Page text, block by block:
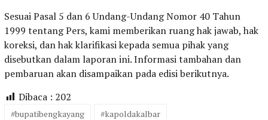
Sesuai Pasal 5 dan 6 Undang-Undang Nomor 40 Tahun
1999 tentang Pers, kami memberikan ruang hak jawab, hak
koreksi, dan hak klarifikasi kepada semua pihak yang
disebutkan dalam laporan ini. Informasi tambahan dan
pembaruan akan disampaikan pada edisi berikutnya.
Dibaca : 202
#bupatibengkayang
#kapoldakalbar